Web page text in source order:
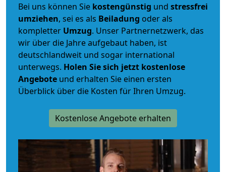
Bei uns können Sie kostengünstig und stressfrei
umziehen, sei es als Beiladung oder als
kompletter Umzug. Unser Partnernetzwerk, das
wir über die Jahre aufgebaut haben, ist
deutschlandweit und sogar international
unterwegs. Holen Sie sich jetzt kostenlose
Angebote und erhalten Sie einen ersten
Überblick über die Kosten für Ihren Umzug.
Kostenlose Angebote erhalten